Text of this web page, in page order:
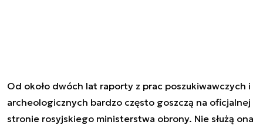
Od około dwóch lat raporty z prac poszukiwawczych i
archeologicznych bardzo często goszczą na oficjalnej
stronie rosyjskiego ministerstwa obrony. Nie służą ona